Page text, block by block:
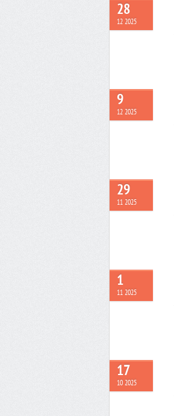
28
12 2025
9
12 2025
29
11 2025
1
11 2025
17
10 2025